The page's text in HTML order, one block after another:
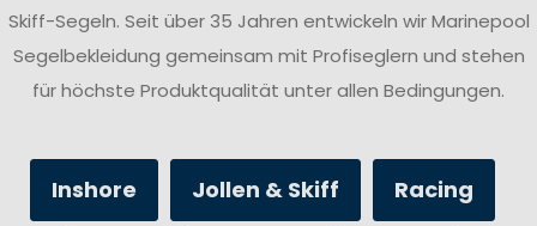
Skiff-Segeln. Seit über 35 Jahren entwickeln wir Marinepool
Segelbekleidung gemeinsam mit Profiseglern und stehen
für höchste Produktqualität unter allen Bedingungen.
Inshore Jollen & Skiff Racing